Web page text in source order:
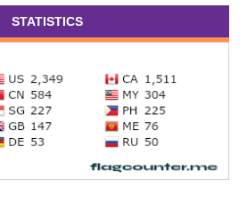
STATISTICS